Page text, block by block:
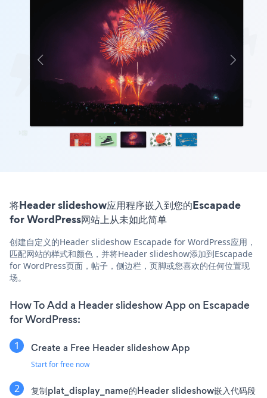
将Header slideshow应用程序嵌入到您的Escapade
for WordPress网站上从未如此简单
创建自定义的Header slideshow Escapade for WordPress应用，
匹配网站的样式和颜色，并将Header slideshow添加到Escapade
for WordPress页面，帖子，侧边栏，页脚或您喜欢的任何位置现
场。
How To Add a Header slideshow App on Escapade
for WordPress:
Create a Free Header slideshow App
Start for free now
复制plat_display_name的Header slideshow嵌入代码段